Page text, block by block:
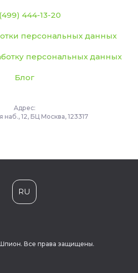
444-13-20
персональных данных
персональных данных
Блог
Адрес:
наб., 12, БЦ Москва, 123317
RU
Все права защищены.